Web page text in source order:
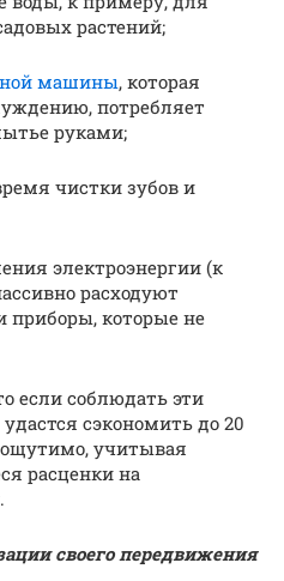
растений;
машины, которая
потребляет
руками;
чистки зубов и
электроэнергии (к
расходуют
приборы, которые не
если соблюдать эти
сэкономить до 20
ощутимо, учитывая
расценки на
своего передвижения